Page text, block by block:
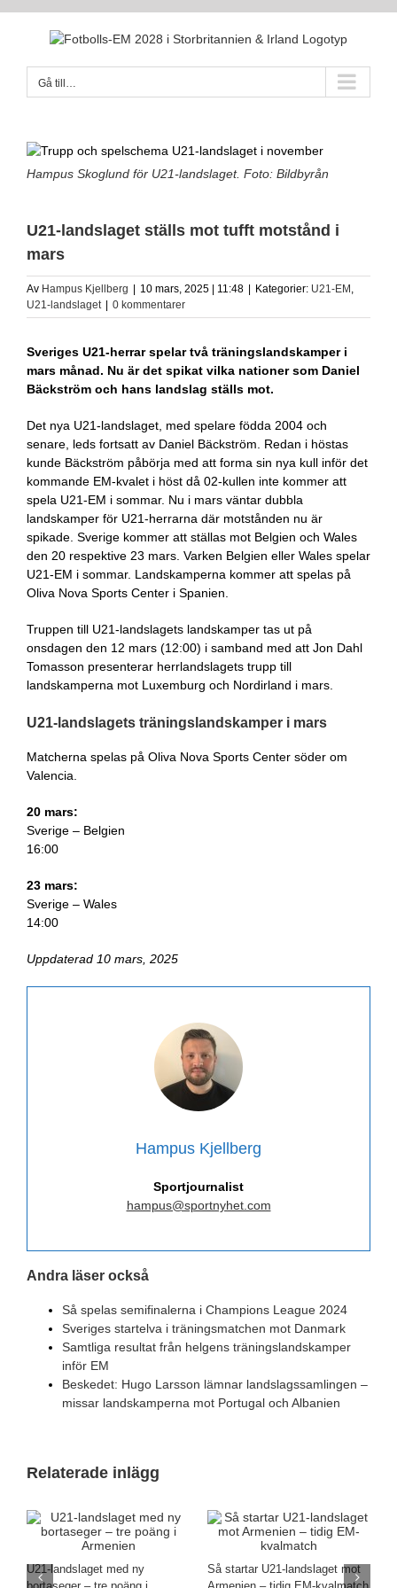
Gå till…
Hampus Skoglund för U21-landslaget. Foto: Bildbyrån
U21-landslaget ställs mot tufft motstånd i
mars
Av Hampus Kjellberg 10 mars, 2025 | 11:48 Kategorier: U21-EM ,
U21-landslaget
0 kommentarer
Sveriges U21-herrar spelar två träningslandskamper i
mars månad. Nu är det spikat vilka nationer som Daniel
Bäckström och hans landslag ställs mot.
Det nya U21-landslaget, med spelare födda 2004 och
senare, leds fortsatt av Daniel Bäckström. Redan i höstas
kunde Bäckström påbörja med att forma sin nya kull inför det
kommande EM-kvalet i höst då 02-kullen inte kommer att
spela U21-EM i sommar. Nu i mars väntar dubbla
landskamper för U21-herrarna där motstånden nu är
spikade. Sverige kommer att ställas mot Belgien och Wales
den 20 respektive 23 mars. Varken Belgien eller Wales spelar
U21-EM i sommar. Landskamperna kommer att spelas på
Oliva Nova Sports Center i Spanien.
Truppen till U21-landslagets landskamper tas ut på
onsdagen den 12 mars (12:00) i samband med att Jon Dahl
Tomasson presenterar herrlandslagets trupp till
landskamperna mot Luxemburg och Nordirland i mars.
U21-landslagets träningslandskamper i mars
Matcherna spelas på Oliva Nova Sports Center söder om
Valencia.
20 mars:
Sverige – Belgien
16:00
23 mars:
Sverige – Wales
14:00
Uppdaterad 10 mars, 2025
Hampus Kjellberg
Sportjournalist
hampus@sportnyhet.com
Andra läser också
Så spelas semifinalerna i Champions League 2024
Sveriges startelva i träningsmatchen mot Danmark
Samtliga resultat från helgens träningslandskamper
inför EM
Beskedet: Hugo Larsson lämnar landslagssamlingen –
missar landskamperna mot Portugal och Albanien
Relaterade inlägg
U21-landslaget med ny
Så startar U21-landslaget mot